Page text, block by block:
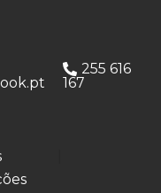
255 616
167